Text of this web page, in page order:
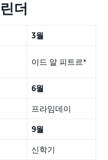
더
3월
이드 알 피트르*
6월
프라임데이
9월
신학기